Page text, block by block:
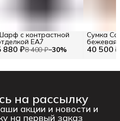
880 ₽8 400 ₽−30%
с контрастной
EA7
40 500 ₽
Сумка
бежевая
RAQUEL
на рассылку
акции и новости и
на первый заказ